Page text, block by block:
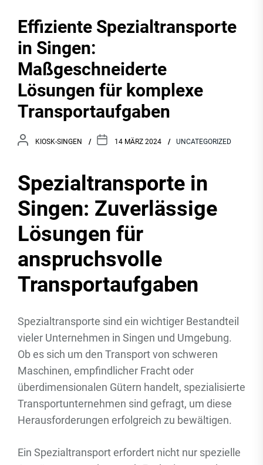
Effiziente Spezialtransporte
in Singen:
Maßgeschneiderte
Lösungen für komplexe
Transportaufgaben
KIOSK-SINGEN 14 MÄRZ 2024 UNCATEGORIZED
Spezialtransporte in
Singen: Zuverlässige
Lösungen für
anspruchsvolle
Transportaufgaben
Spezialtransporte sind ein wichtiger Bestandteil
vieler Unternehmen in Singen und Umgebung.
Ob es sich um den Transport von schweren
Maschinen, empfindlicher Fracht oder
überdimensionalen Gütern handelt, spezialisierte
Transportunternehmen sind gefragt, um diese
Herausforderungen erfolgreich zu bewältigen.
Ein Spezialtransport erfordert nicht nur spezielle